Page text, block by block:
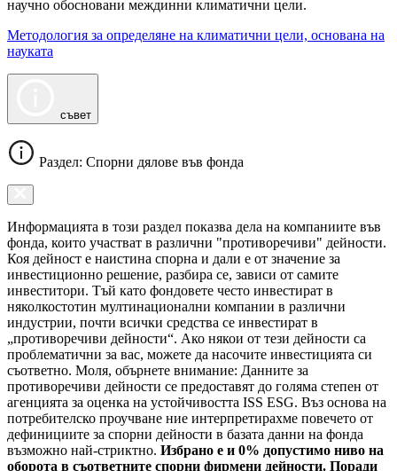
научно обосновани междинни климатични цели.
Методология за определяне на климатични цели, основана на
науката
съвет
Раздел: Спорни дялове във фонда
Информацията в този раздел показва дела на компаниите във
фонда, които участват в различни "противоречиви" дейности.
Коя дейност е наистина спорна и дали е от значение за
инвестиционно решение, разбира се, зависи от самите
инвеститори. Тъй като фондовете често инвестират в
няколкостотин мултинационални компании в различни
индустрии, почти всички средства се инвестират в
„противоречиви дейности“. Ако някои от тези дейности са
проблематични за вас, можете да насочите инвестицията си
съответно. Моля, обърнете внимание: Данните за
противоречиви дейности се предоставят до голяма степен от
агенцията за оценка на устойчивостта ISS ESG. Въз основа на
потребителско проучване ние интерпретирахме повечето от
дефинициите за спорни дейности в базата данни на фонда
възможно най-стриктно. Избрано е и 0% допустимо ниво на
оборота в съответните спорни фирмени дейности. Поради